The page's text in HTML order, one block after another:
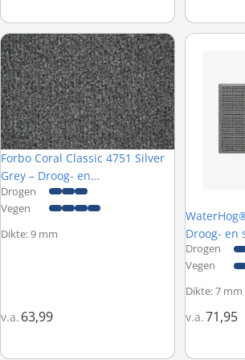
Forbo Coral Classic 4751 Silver Grey – Droog-
Forbo Coral Classic 4751 Silver
Grey – Droog- en
schoonloopmat
Drogen
Vegen
Dikte: 9 mm
v.a. 63,99
Droog- en
Drogen
Vegen
Dikte: 7 mm
v.a.71,95